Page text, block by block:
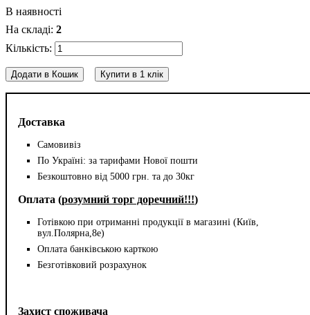
Доставка
Самовивіз
По Україні: за тарифами Нової пошти
Безкоштовно від 5000 грн. та до 30кг
Оплата (розумний торг доречний!!!)
Готівкою при отриманні продукції в магазині (Київ,
вул.Полярна,8е)
Оплата банківською карткою
Безготівковий розрахунок
Захист споживача
В наявності
2
Додати в Кошик Купити в 1 клік